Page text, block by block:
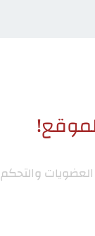
والتحكم